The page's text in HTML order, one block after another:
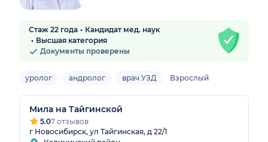
Стаж 22 года
Кандидат мед. наук
Высшая категория
Документы проверены
уролог андролог врач УЗД Взрослый
Мила на Тайгинской
5.07 отзывов
г Новосибирск, ул Тайгинская, д 22/1